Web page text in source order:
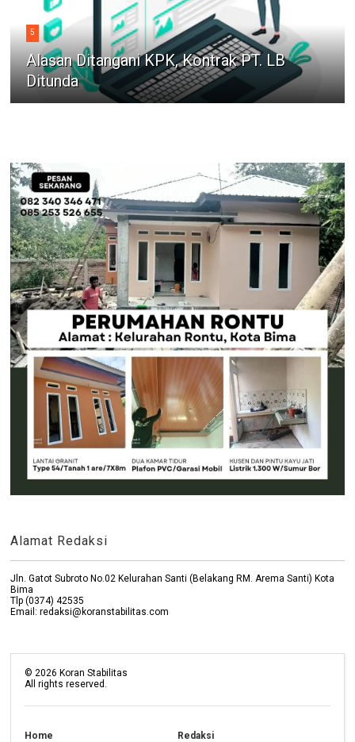
5
Alasan Ditangani KPK, Kontrak PT. LB
Ditunda
Alamat Redaksi
Jln. Gatot Subroto No.02 Kelurahan Santi (Belakang RM. Arema Santi) Kota
Bima
Tlp (0374) 42535
Email: redaksi@koranstabilitas.com
©2026 Koran Stabilitas
All rights reserved.
Home Redaksi